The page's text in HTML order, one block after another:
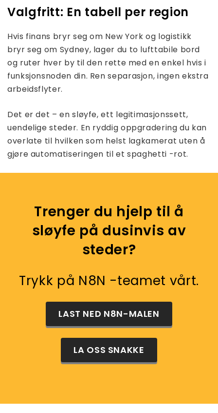
Valgfritt: En tabell per region
Hvis finans bryr seg om New York og logistikk
bryr seg om Sydney, lager du to lufttabile bord
og ruter hver by til den rette med en enkel hvis i
funksjonsnoden din. Ren separasjon, ingen ekstra
arbeidsflyter.
Det er det – en sløyfe, ett legitimasjonssett,
uendelige steder. En ryddig oppgradering du kan
overlate til hvilken som helst lagkamerat uten å
gjøre automatiseringen til et spaghetti -rot.
Trenger du hjelp til å
sløyfe på dusinvis av
steder?
Trykk på N8N -teamet vårt.
LAST NED N8N-MALEN
LA OSS SNAKKE